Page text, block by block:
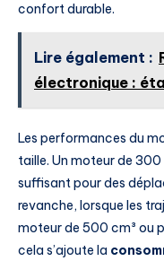
confort durable.
Lire également :
électronique :
Les performances du
taille. Un moteur de
suffisant pour des
revanche, lorsque les
moteur de 500 cm³ ou
cela s’ajoute la